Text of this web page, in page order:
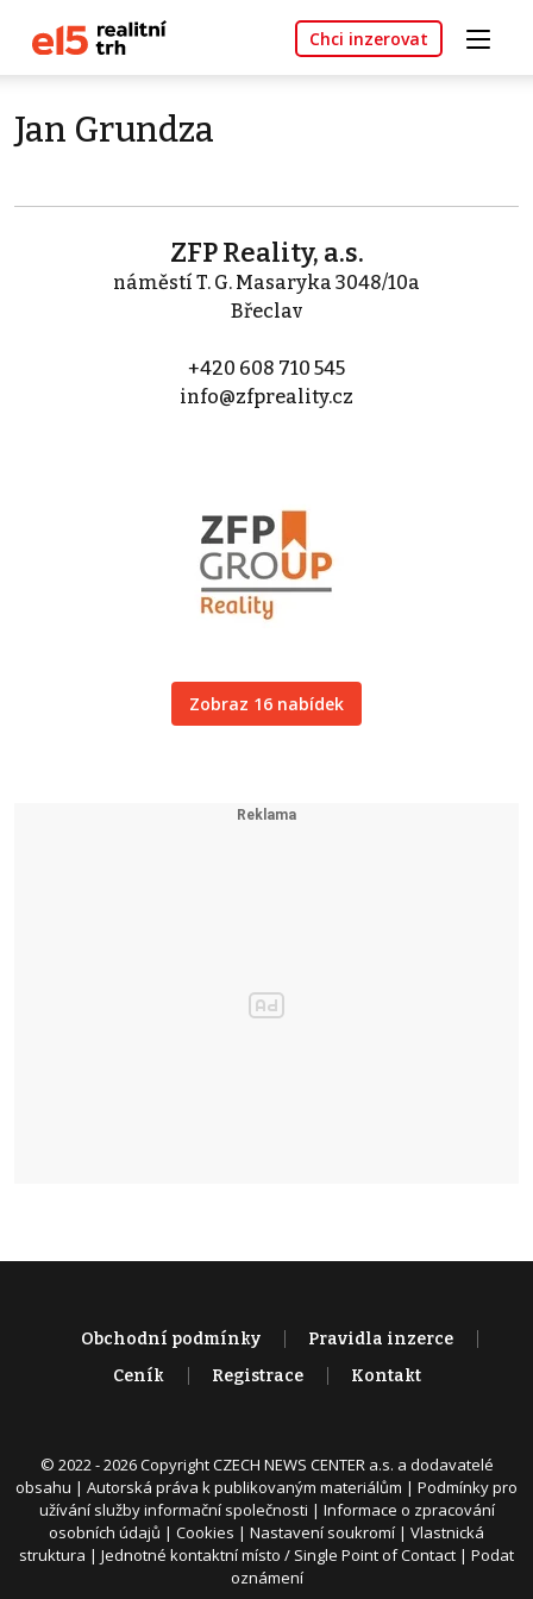
Chci inzerovat
Jan Grundza
ZFP Reality, a.s.
náměstí T. G. Masaryka 3048/10a
Břeclav
+420 608 710 545
info@zfpreality.cz
Zobraz 16 nabídek
Obchodní podmínky
Pravidla inzerce
Ceník
Registrace Kontakt
© 2022 - 2026 Copyright CZECH NEWS CENTER a.s. a dodavatelé
obsahu | Autorská práva k publikovaným materiálům | Podmínky pro
užívání služby informační společnosti | Informace o zpracování
osobních údajů | Cookies | Nastavení soukromí | Vlastnická
struktura | Jednotné kontaktní místo / Single Point of Contact | Podat
oznámení